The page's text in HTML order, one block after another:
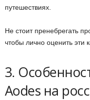
путешествиях.
Не стоит пренебрегать
чтобы лично оценить эти
3.
Aodes на